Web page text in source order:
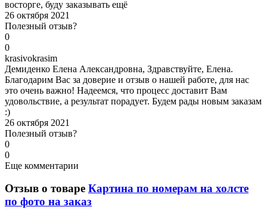
восторге, буду заказывать ещё
26 октября 2021
Полезный отзыв?
0
0
krasivokrasim
Демиденко Елена Александровна, Здравствуйте, Елена.
Благодарим Вас за доверие и отзыв о нашей работе, для нас
это очень важно! Надеемся, что процесс доставит Вам
удовольствие, а результат порадует. Будем рады новым заказам
:)
26 октября 2021
Полезный отзыв?
0
0
Еще комментарии
Отзыв о товаре Картина по номерам на холсте
по фото на заказ